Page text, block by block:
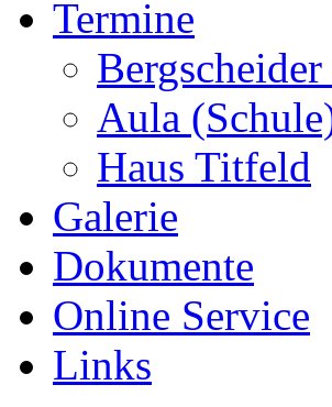
Termine
Aula
Haus Titfeld
Galerie
Dokumente
Online Service
Links